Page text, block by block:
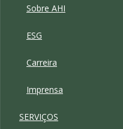
Sobre AHI
ESG
Carreira
Imprensa
SERVIÇOS